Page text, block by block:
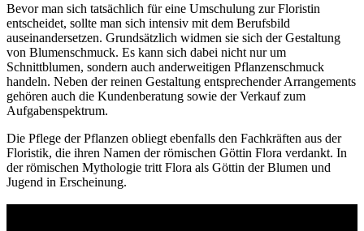
Bevor man sich tatsächlich für eine Umschulung zur Floristin
entscheidet, sollte man sich intensiv mit dem Berufsbild
auseinandersetzen. Grundsätzlich widmen sie sich der Gestaltung
von Blumenschmuck. Es kann sich dabei nicht nur um
Schnittblumen, sondern auch anderweitigen Pflanzenschmuck
handeln. Neben der reinen Gestaltung entsprechender Arrangements
gehören auch die Kundenberatung sowie der Verkauf zum
Aufgabenspektrum.
Die Pflege der Pflanzen obliegt ebenfalls den Fachkräften aus der
Floristik, die ihren Namen der römischen Göttin Flora verdankt. In
der römischen Mythologie tritt Flora als Göttin der Blumen und
Jugend in Erscheinung.